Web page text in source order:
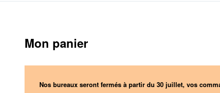
Mon panier
Nos bureaux seront fermés à partir du 30 juillet, vos